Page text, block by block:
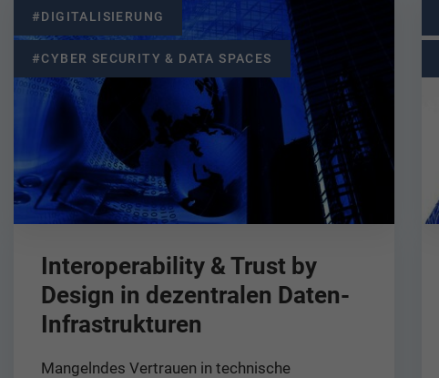
#DIGITALISIERUNG
#CYBER SECURITY & DATA SPACES
Interoperability & Trust by
Design in dezentralen Daten-
Infrastrukturen
Mangelndes Vertrauen in technische